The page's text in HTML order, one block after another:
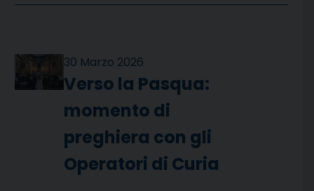
30 Marzo 2026
Verso la Pasqua:
momento di
preghiera con gli
Operatori di Curia